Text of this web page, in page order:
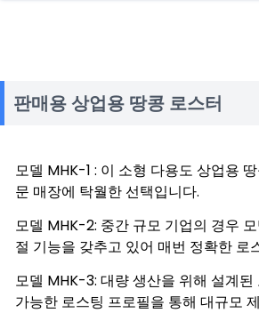
판매용 상업용 땅콩 로스터
모델 MHK-1 : 이 소형 다용도 상업용
문 매장에 탁월한 선택입니다.
모델 MHK-2: 중간 규모 기업의 경우
절 기능을 갖추고 있어 매번 정확한 로
모델 MHK-3: 대량 생산을 위해 설계
가능한 로스팅 프로필을 통해 대규모